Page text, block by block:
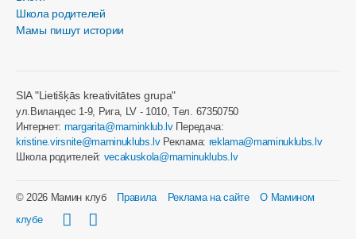
Школа родителей
Мамы пишут истории
SIA "Lietišķās kreativitātes grupa"
ул.Виландес 1-9, Рига, LV - 1010, Tел. 67350750
Интернет: margarita@maminklub.lvПередача:
kristine.virsnite@maminuklubs.lvРеклама: reklama@maminuklubs.lv
Школа родителей: vecakuskola@maminuklubs.lv
© 2026 Мамин клуб Правила Реклама на сайте
О Мамином
клубе